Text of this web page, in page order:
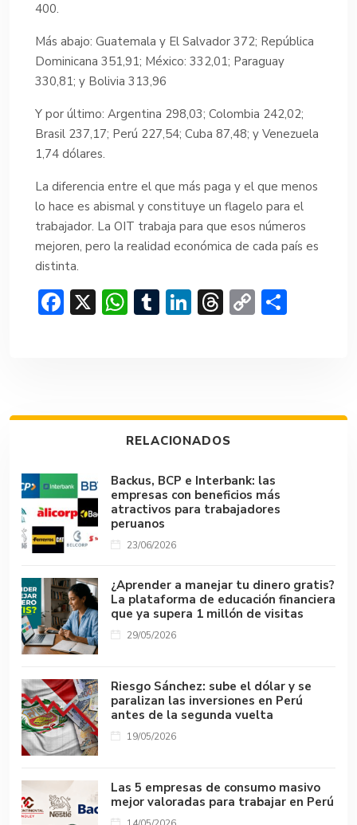
400.
Más abajo: Guatemala y El Salvador 372; República
Dominicana 351,91; México: 332,01; Paraguay
330,81; y Bolivia 313,96
Y por último: Argentina 298,03; Colombia 242,02;
Brasil 237,17; Perú 227,54; Cuba 87,48; y Venezuela
1,74 dólares.
La diferencia entre el que más paga y el que menos
lo hace es abismal y constituye un flagelo para el
trabajador. La OIT trabaja para que esos números
mejoren, pero la realidad económica de cada país es
distinta.
F
ok
X W
p
p
T Li T
s
C
n tir
RELACIONADOS
Backus, BCP e Interbank: las
empresas con beneficios más
atractivos para trabajadores
peruanos
23/06/2026
¿Aprender a manejar tu dinero gratis?
La plataforma de educación financiera
que ya supera 1 millón de visitas
29/05/2026
Riesgo Sánchez: sube el dólar y se
paralizan las inversiones en Perú
antes de la segunda vuelta
19/05/2026
Las 5 empresas de consumo masivo
mejor valoradas para trabajar en Perú